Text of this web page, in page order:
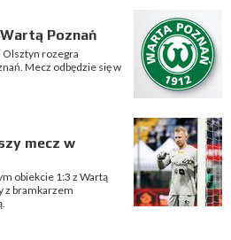
Poznań
Olsztyn rozegra
Mecz odbędzie się w
mecz w
obiekcie 1:3 z Wartą
z bramkarzem